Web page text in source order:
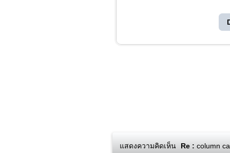
แสดงความคิดเห็น Re : column